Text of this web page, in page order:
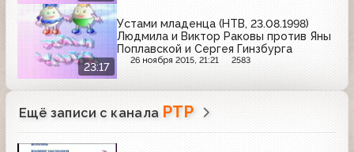
23:17
Устами младенца (НТВ, 23.08.1998)
Людмила и Виктор Раковы против Яны
Поплавской и Сергея Гинзбурга
26 ноября 2015, 21:21 2583
Ещё записи с канала РТР